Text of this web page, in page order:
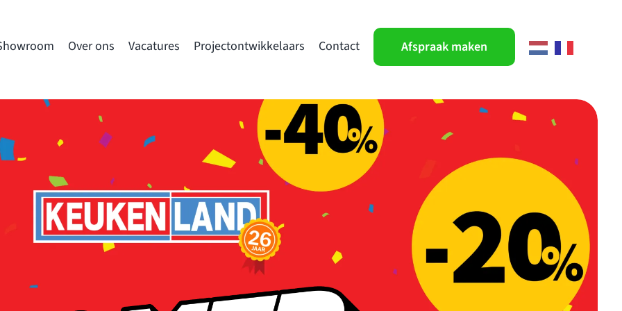
Over ons Vacatures Projectontwikkelaars Contact Afspraak maken